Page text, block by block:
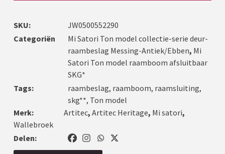
SKU:
JW0500552290
Categoriën
Mi Satori Ton model collectie-serie deur-
raambeslag Messing-Antiek/Ebben, Mi
Satori Ton model raamboom afsluitbaar
SKG*
Tags:
raambeslag, raamboom, raamsluiting,
skg**, Ton model
Merk:
Artitec, Artitec Heritage, Mi satori,
Wallebroek
Delen: